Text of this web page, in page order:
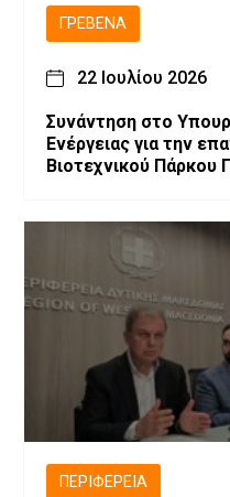
ΓΡΕΒΕΝΆ
22 Ιουλίου 2026
Συνάντηση στο
Ενέργειας για την
Βιοτεχνικού Πάρκου
ΠΕΡΙΦΈΡΕΙΑ